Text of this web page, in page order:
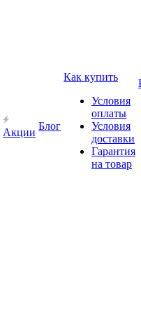
Акции
Блог
Как купить
Условия
оплаты
Условия
доставки
Гарантия
на товар